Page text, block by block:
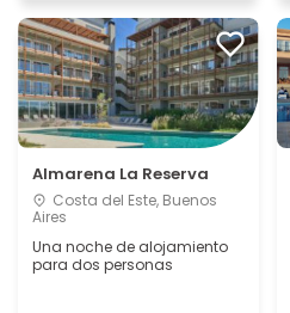
Almarena La Reserva
Costa del Este, Buenos
Aires
Una noche de alojamiento
para dos personas